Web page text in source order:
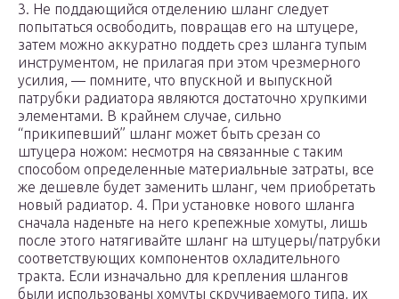
3. Не поддающийся отделению шланг следует
попытаться освободить, повращав его на штуцере,
затем можно аккуратно поддеть срез шланга тупым
инструментом, не прилагая при этом чрезмерного
усилия, — помните, что впускной и выпускной
патрубки радиатора являются достаточно хрупкими
элементами. В крайнем случае, сильно
“прикипевший” шланг может быть срезан со
штуцера ножом: несмотря на связанные с таким
способом определенные материальные затраты, все
же дешевле будет заменить шланг, чем приобретать
новый радиатор. 4. При установке нового шланга
сначала наденьте на него крепежные хомуты, лишь
после этого натягивайте шланг на штуцеры/патрубки
соответствующих компонентов охладительного
тракта. Если изначально для крепления шлангов
были использованы хомуты скручиваемого типа, их